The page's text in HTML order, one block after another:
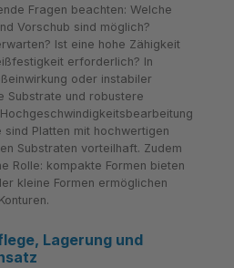
Fragen beachten: Welche
Vorschub sind möglich?
Ist eine hohe Zähigkeit
erforderlich? In
oder instabiler
Substrate und robustere
Platten mit hochwertigen
Substraten vorteilhaft. Zudem
Rolle: kompakte Formen bieten
kleine Formen ermöglichen
Lagerung und